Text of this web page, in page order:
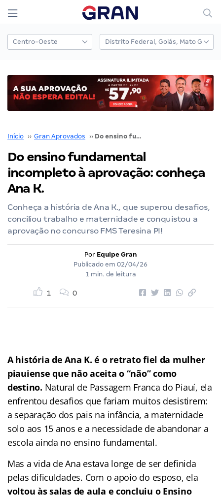
Início ›› Gran Aprovados ›› Do ensino fundamental incompleto à aprovação: conheça Ana K.
Do ensino fundamental
incompleto à aprovação: conheça
Ana K.
Conheça a história de Ana K., que superou desafios,
conciliou trabalho e maternidade e conquistou a
aprovação no concurso FMS Teresina PI!
Por Equipe Gran
Publicado em 02/04/26
1 min. de leitura
1 0
A história de Ana K. é o retrato fiel da mulher
piauiense que não aceita o “não” como
destino. Natural de Passagem Franca do Piauí, ela
enfrentou desafios que fariam muitos desistirem:
a separação dos pais na infância, a maternidade
solo aos 15 anos e a necessidade de abandonar a
escola ainda no ensino fundamental.
Mas a vida de Ana estava longe de ser definida
pelas dificuldades. Com o apoio do esposo, ela
voltou às salas de aula e concluiu o Ensino